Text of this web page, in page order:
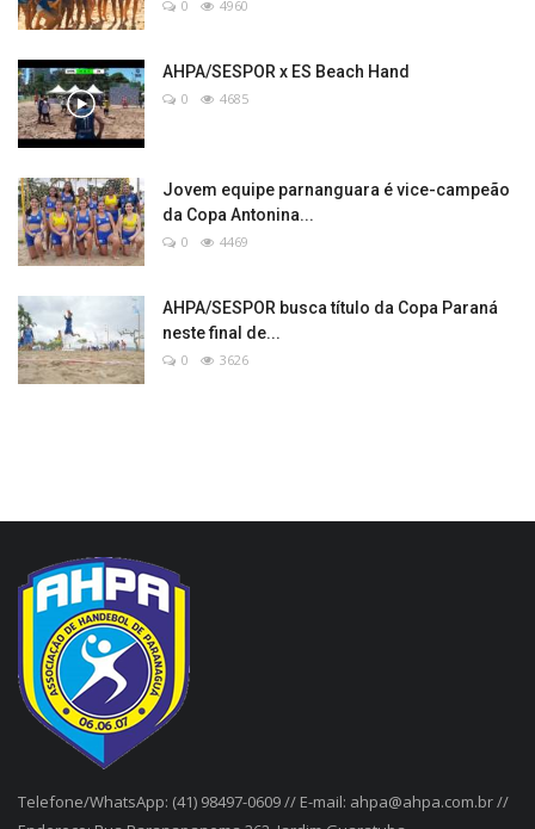
0 4960
AHPA/SESPOR x ES Beach Hand
0 4685
Jovem equipe parnanguara é vice-campeão
da Copa Antonina...
0 4469
AHPA/SESPOR busca título da Copa Paraná
neste final de...
0 3626
Telefone/WhatsApp: (41) 98497-0609 // E-mail: ahpa@ahpa.com.br //